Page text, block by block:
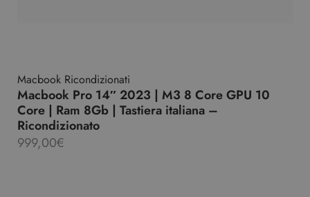
Macbook Ricondizionati
Macbook Pro 14″ 2023 | M3 8 Core GPU 10
Core | Ram 8Gb | Tastiera italiana –
Ricondizionato
999,00€